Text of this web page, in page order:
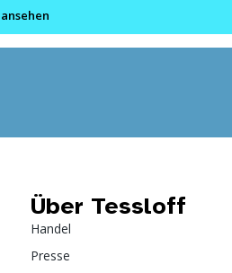
Über Tessloff
Handel
Presse